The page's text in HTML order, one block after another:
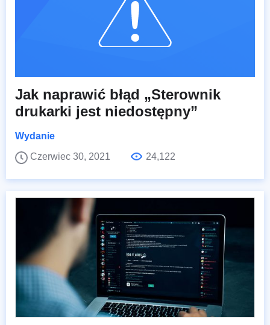
Jak naprawić błąd „Sterownik
drukarki jest niedostępny”
Wydanie
Czerwiec 30, 2021
24,122